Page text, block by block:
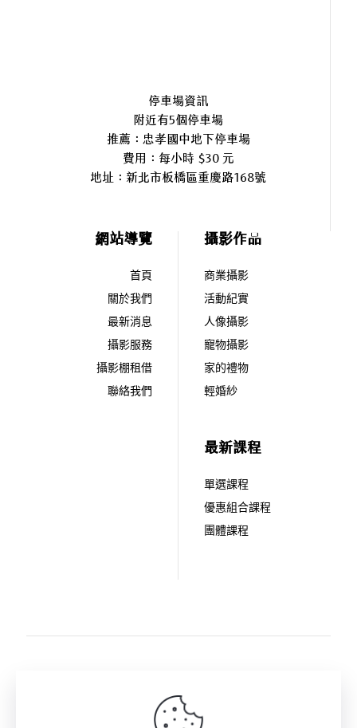
停車場資訊
附近有5個停車場
推薦：忠孝國中地下停車場
費用：每小時 $30 元
地址： 新北市板橋區重慶路168號
網站導覽
首頁
關於我們
最新消息
攝影服務
攝影棚租借
聯絡我們
攝影作品
商業攝影
活動紀實
人像攝影
寵物攝影
家的禮物
輕婚紗
最新課程
單選課程
優惠組合課程
團體課程